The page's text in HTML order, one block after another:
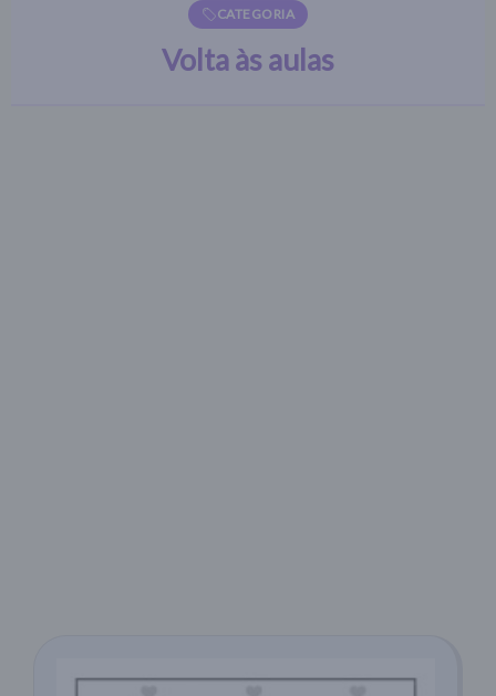
CATEGORIA
Volta às aulas